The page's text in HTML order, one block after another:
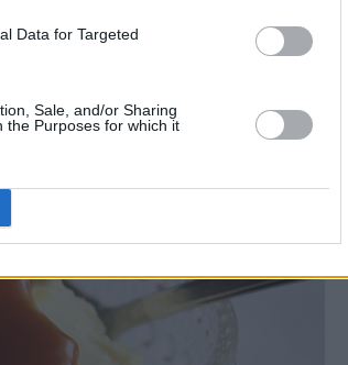
Data for Targeted
Sale, and/or Sharing
the Purposes for which it